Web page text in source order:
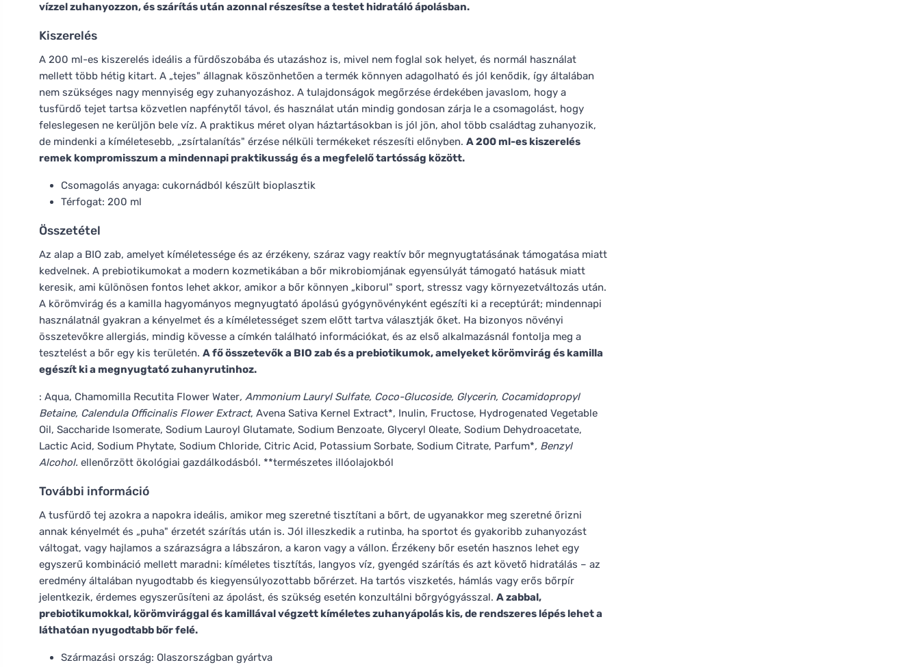
vízzel zuhanyozzon, és szárítás után azonnal részesítse a testet hidratáló ápolásban.
Kiszerelés
A 200 ml-es kiszerelés ideális a fürdőszobába és utazáshoz is, mivel nem foglal sok helyet, és normál használat
mellett több hétig kitart. A „tejes" állagnak köszönhetően a termék könnyen adagolható és jól kenődik, így általában
nem szükséges nagy mennyiség egy zuhanyozáshoz. A tulajdonságok megőrzése érdekében javaslom, hogy a
tusfürdő tejet tartsa közvetlen napfénytől távol, és használat után mindig gondosan zárja le a csomagolást, hogy
feleslegesen ne kerüljön bele víz. A praktikus méret olyan háztartásokban is jól jön, ahol több családtag zuhanyozik,
de mindenki a kíméletesebb, „zsírtalanítás" érzése nélküli termékeket részesíti előnyben. A 200 ml-es kiszerelés
remek kompromisszum a mindennapi praktikusság és a megfelelő tartósság között.
Csomagolás anyaga: cukornádból készült bioplasztik
Térfogat: 200 ml
Összetétel
Az alap a BIO zab, amelyet kíméletessége és az érzékeny, száraz vagy reaktív bőr megnyugtatásának támogatása miatt
kedvelnek. A prebiotikumokat a modern kozmetikában a bőr mikrobiomjának egyensúlyát támogató hatásuk miatt
keresik, ami különösen fontos lehet akkor, amikor a bőr könnyen „kiborul" sport, stressz vagy környezetváltozás után.
A körömvirág és a kamilla hagyományos megnyugtató ápolású gyógynövényként egészíti ki a receptúrát; mindennapi
használatnál gyakran a kényelmet és a kíméletességet szem előtt tartva választják őket. Ha bizonyos növényi
összetevőkre allergiás, mindig kövesse a címkén található információkat, és az első alkalmazásnál fontolja meg a
tesztelést a bőr egy kis területén. A fő összetevők a BIO zab és a prebiotikumok, amelyeket körömvirág és kamilla
egészít ki a megnyugtató zuhanyrutinhoz.
: Aqua, Chamomilla Recutita Flower Water, Ammonium Lauryl Sulfate, Coco-Glucoside, Glycerin, Cocamidopropyl
Betaine, Calendula Officinalis Flower Extract, Avena Sativa Kernel Extract*, Inulin, Fructose, Hydrogenated Vegetable
Oil, Saccharide Isomerate, Sodium Lauroyl Glutamate, Sodium Benzoate, Glyceryl Oleate, Sodium Dehydroacetate,
Lactic Acid, Sodium Phytate, Sodium Chloride, Citric Acid, Potassium Sorbate, Sodium Citrate, Parfum*, Benzyl
Alcohol. ellenőrzött ökológiai gazdálkodásból. **természetes illóolajokból
További információ
A tusfürdő tej azokra a napokra ideális, amikor meg szeretné tisztítani a bőrt, de ugyanakkor meg szeretné őrizni
annak kényelmét és „puha" érzetét szárítás után is. Jól illeszkedik a rutinba, ha sportot és gyakoribb zuhanyozást
váltogat, vagy hajlamos a szárazságra a lábszáron, a karon vagy a vállon. Érzékeny bőr esetén hasznos lehet egy
egyszerű kombináció mellett maradni: kíméletes tisztítás, langyos víz, gyengéd szárítás és azt követő hidratálás – az
eredmény általában nyugodtabb és kiegyensúlyozottabb bőrérzet. Ha tartós viszketés, hámlás vagy erős bőrpír
jelentkezik, érdemes egyszerűsíteni az ápolást, és szükség esetén konzultálni bőrgyógyásszal. A zabbal,
prebiotikumokkal, körömvirággal és kamillával végzett kíméletes zuhanyápolás kis, de rendszeres lépés lehet a
láthatóan nyugodtabb bőr felé.
Származási ország: Olaszországban gyártva